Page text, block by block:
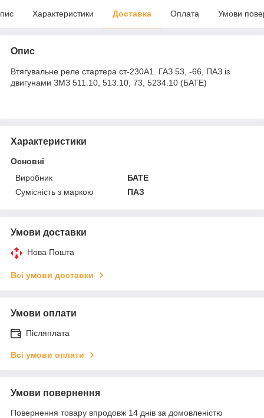
Характеристики Доставка Оплата Умови
Опис
Втягувальне реле стартера ст-230А1. ГАЗ 53, -66, ПАЗ із
двигунами ЗМЗ 511.10, 513.10, 73, 5234.10 (БАТЕ)
Характеристики
Основні
Виробник
БАТЕ
Сумісність з маркою
ПАЗ
Умови доставки
Нова Пошта
Всі умови доставки
Умови оплати
Післяплата
Всі умови оплати
Умови повернення
Повернення товару впродовж 14 днів за домовленістю